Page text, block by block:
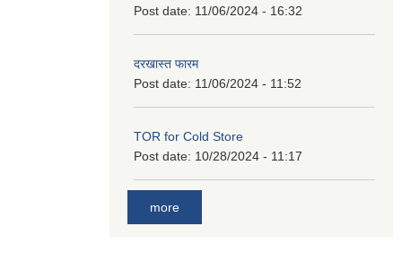
Post date: 11/06/2024 - 16:32
दरखास्त फारम
Post date: 11/06/2024 - 11:52
TOR for Cold Store
Post date: 10/28/2024 - 11:17
more